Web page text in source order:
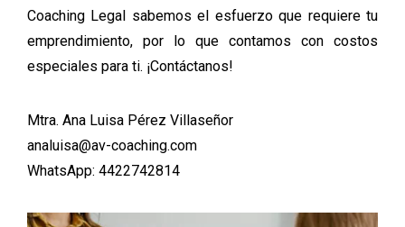
Coaching Legal sabemos el esfuerzo que requiere tu
emprendimiento, por lo que contamos con costos
especiales para ti. ¡Contáctanos!
Mtra. Ana Luisa Pérez Villaseñor
analuisa@av-coaching.com
WhatsApp: 4422742814